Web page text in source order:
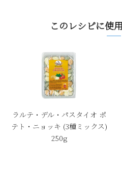
このレシピに使
ラルテ・デル・パスタイオ ポ
テト・ニョッキ (3種ミックス)
250g